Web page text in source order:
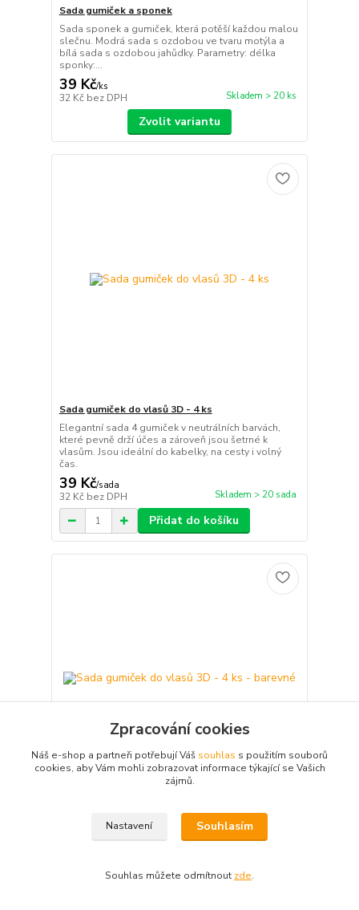
Sada gumiček a sponek
Sada sponek a gumiček, která potěší každou malou
slečnu. Modrá sada s ozdobou ve tvaru motýla a
bílá sada s ozdobou jahůdky. Parametry: délka
sponky:...
39 Kč/ks
32 Kč bez DPH Skladem > 20 ks
Zvolit variantu
Sada gumiček do vlasů 3D - 4 ks
Elegantní sada 4 gumiček v neutrálních barvách,
které pevně drží účes a zároveň jsou šetrné k
vlasům. Jsou ideální do kabelky, na cesty i volný
čas.
39 Kč/sada
32 Kč bez DPH Skladem > 20 sada
Přidat do košíku
Stylová sada gumiček v neutrálních barvách, které
pevně drží účes a zároveň jsou šetrné k vlasům.
sada
Skladem > 20 sada
Zpracování cookies
Náš e-shop a partneři potřebují Váš souhlas s použitím souborů
cookies, aby Vám mohli zobrazovat informace týkající se Vašich
zájmů.
Nastavení Souhlasím
Souhlas můžete odmítnout zde.